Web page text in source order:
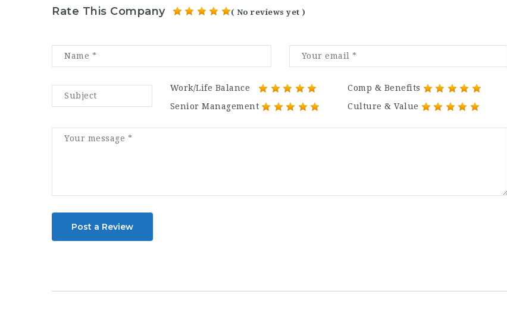
Rate This Company ( No reviews yet )
Work/Life Balance
Comp & Benefits
Senior Management
Culture & Value
Post a Review